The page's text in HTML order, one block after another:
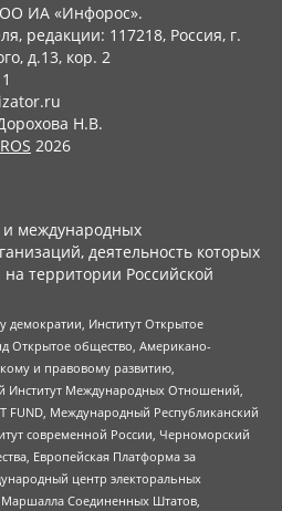
ИА «Инфорос».
редакции: 117218, Россия, г.
д.13, кор. 2
Н.В.
2026
международных
деятельность которых
территории Российской
Институт Открытое
Открытое общество, Американо-
и правовому развитию,
Институт Международных Отношений,
FUND, Международный Республиканский
современной России, Черноморский
Европейская Платформа за
центр электоральных
Соединенных Штатов,